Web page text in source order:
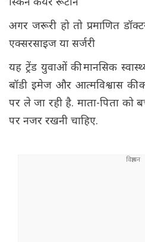
स्किन केयर रूटीन
अगर जरूरी हो तो प्रमाणित
एक्सरसाइज या सर्जरी
यह ट्रेंड युवाओं की मानसिक
बॉडी इमेज और आत्मविश्वास की
पर ले जा रही है. माता-पिता को
पर नजर रखनी चाहिए.